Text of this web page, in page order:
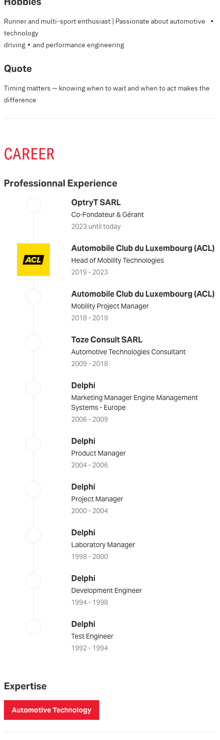
Runner and multi-sport enthusiast | Passionate about automotive
technology
·
driving · and performance engineering
Quote
Timing matters — knowing when to wait and when to act makes the
difference
CAREER
Professionnal Experience
OptryT SARL
Co-Fondateur & Gérant
2023 until today
Automobile Club du Luxembourg (ACL)
Head of Mobility Technologies
2019 - 2023
Automobile Club du Luxembourg (ACL)
Mobility Project Manager
2018 - 2019
Toze Consult SARL
Automotive Technologies Consultant
2009 - 2018
Delphi
Marketing Manager Engine Management
Systems - Europe
2006 - 2009
Delphi
Product Manager
2004 - 2006
Delphi
Project Manager
2000 - 2004
Delphi
Laboratory Manager
1998 - 2000
Delphi
Development Engineer
1994 - 1998
Delphi
Test Engineer
1992 - 1994
Expertise
Automotive Technology